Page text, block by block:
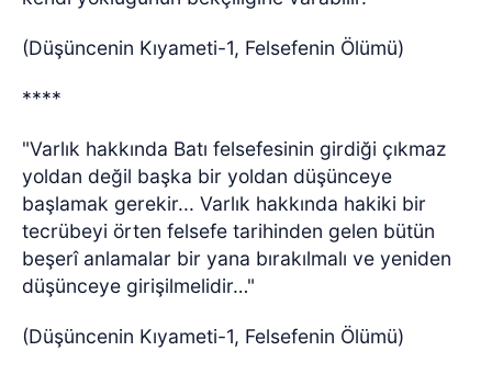
(Düşüncenin Kıyameti-1, Felsefenin Ölümü)
****
"Varlık hakkında Batı felsefesinin girdiği çıkmaz
yoldan değil başka bir yoldan düşünceye
başlamak gerekir... Varlık hakkında hakiki bir
tecrübeyi örten felsefe tarihinden gelen bütün
beşerî anlamalar bir yana bırakılmalı ve yeniden
düşünceye girişilmelidir…"
(Düşüncenin Kıyameti-1, Felsefenin Ölümü)